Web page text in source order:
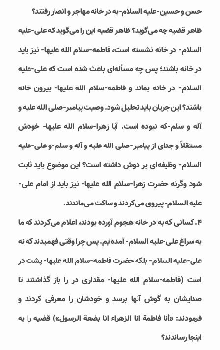
حسن و حسین-علیه السلام-به در خانه مهاجر و انصار رفتند؟
ظاهر قضیه چه می‌گوید؟ ظاهر قضیه این را می‌گوید که علی-علیه
السلام- در خانه نشسته است، فاطمه-سلام الله علیها- نیز باید
در خانه باشند؛ پس چه مسأله‌ای باعث شده است که علی-علیه
السلام- در خانه بماند و فاطمه-سلام الله علیها- بیرون خانه
باشند؟ این جریان باید تحلیل شود. وصیت پیامبر-صلی الله علیه و
آله و سلم-که نبوده است. آیا زهرا-سلام الله علیها- خودش
مستقلاً و جدای از پیامبر-صلی الله علیه و آله و سلم-و علی-علیه
السلام- وظیفه‌ای بر دوش داشته است؟ این موضوع باید ثابت
شود وگرنه حضرت زهرا-سلام الله علیها- نیز باید از امام علی-
علیه السلام- پیروی می‌کردند و ساکت می‌ماندند.
4. کسانی که به در خانه هجوم آورده بودند، اعلام می‌کردند که ما
به سراغ علی-علیه السلام- آمده‌ایم. پس چرا وقتی فهمیدند که نه
علی-علیه السلام- بلکه حضرت فاطمه-سلام الله علیها- پشت در
است (فاطمه-سلام الله علیها- مقداری در را باز گذاشتند تا
صدایشان به گوش آنها برسد و خودشان را معرفی کردند و
فرمودند: «أنا فاطمة انا الزهراء انا بضعة الرسول») قضیه را به
اینجا رساندند؟